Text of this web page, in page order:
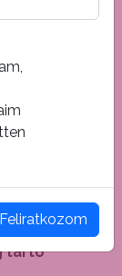
kell
Ezen az
állni, a
a
hangszeren
alapú
tartó
Feliratkozom